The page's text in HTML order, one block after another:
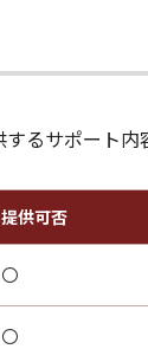
るサポート内
提供可否
〇
〇